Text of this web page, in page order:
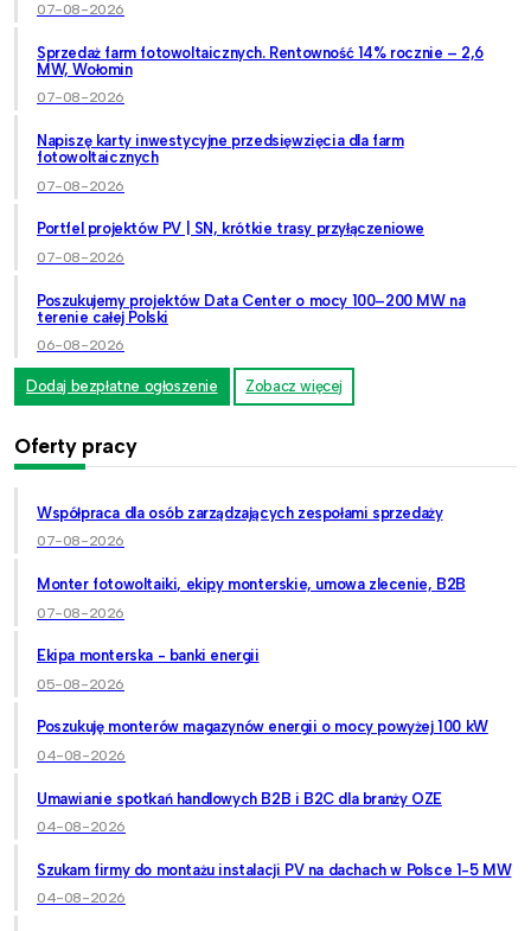
07-08-2026
Sprzedaż farm fotowoltaicznych. Rentowność 14% rocznie – 2,6
MW, Wołomin
07-08-2026
Napiszę karty inwestycyjne przedsięwzięcia dla farm
fotowoltaicznych
07-08-2026
Portfel projektów PV | SN, krótkie trasy przyłączeniowe
07-08-2026
Poszukujemy projektów Data Center o mocy 100–200 MW na
terenie całej Polski
06-08-2026
Dodaj bezpłatne ogłoszenie Zobacz więcej
Oferty pracy
Współpraca dla osób zarządzających zespołami sprzedaży
07-08-2026
Monter fotowoltaiki, ekipy monterskie, umowa zlecenie, B2B
07-08-2026
Ekipa monterska - banki energii
05-08-2026
Poszukuję monterów magazynów energii o mocy powyżej 100 kW
04-08-2026
Umawianie spotkań handlowych B2B i B2C dla branży OZE
04-08-2026
Szukam firmy do montażu instalacji PV na dachach w Polsce 1-5 MW
04-08-2026